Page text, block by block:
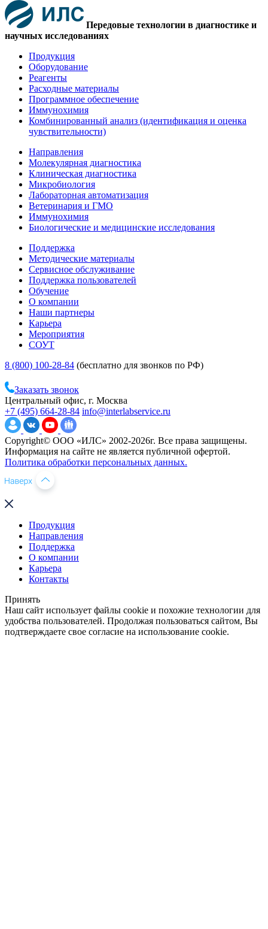
Передовые технологии в диагностике и
научных исследованиях
Продукция
Оборудование
Реагенты
Расходные материалы
Программное обеспечение
Иммунохимия
Комбинированный анализ (идентификация и оценка
чувствительности)
Направления
Молекулярная диагностика
Клиническая диагностика
Микробиология
Лабораторная автоматизация
Ветеринария и ГМО
Иммунохимия
Биологические и медицинские исследования
Поддержка
Методические материалы
Сервисное обслуживание
Поддержка пользователей
Обучение
О компании
Наши партнеры
Карьера
Мероприятия
СОУТ
8 (800) 100-28-84 (бесплатно для звонков по РФ)
Заказать звонок
Центральный офис, г. Москва
+7 (495) 664-28-84 info@interlabservice.ru
Copyright© ООО «ИЛС» 2002-2026г. Все права защищены.
Информация на сайте не является публичной офертой.
Политика обработки персональных данных.
Продукция
Направления
Поддержка
О компании
Карьера
Контакты
Принять
Наш сайт использует файлы cookie и похожие технологии для
удобства пользователей. Продолжая пользоваться сайтом, Вы
подтверждаете свое согласие на использование cookie.